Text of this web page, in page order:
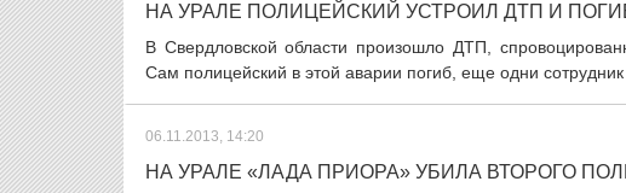
НА УРАЛЕ ПОЛИЦЕЙСКИЙ УСТРОИЛ ДТП И
В Свердловской области произошло ДТП,
Сам полицейский в этой аварии погиб, еще одни сотрудник
06.11.2013, 14:20
НА УРАЛЕ «ЛАДА ПРИОРА» УБИЛА ВТОРОГО